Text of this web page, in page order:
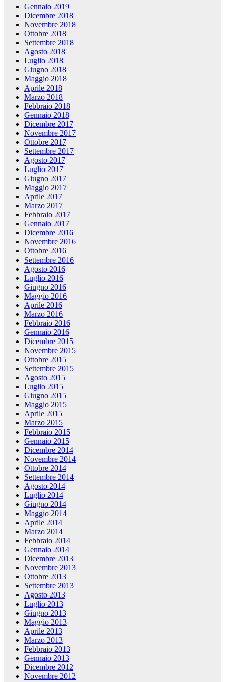
Gennaio 2019
Dicembre 2018
Novembre 2018
Ottobre 2018
Settembre 2018
Agosto 2018
Luglio 2018
Giugno 2018
Maggio 2018
Aprile 2018
Marzo 2018
Febbraio 2018
Gennaio 2018
Dicembre 2017
Novembre 2017
Ottobre 2017
Settembre 2017
Agosto 2017
Luglio 2017
Giugno 2017
Maggio 2017
Aprile 2017
Marzo 2017
Febbraio 2017
Gennaio 2017
Dicembre 2016
Novembre 2016
Ottobre 2016
Settembre 2016
Agosto 2016
Luglio 2016
Giugno 2016
Maggio 2016
Aprile 2016
Marzo 2016
Febbraio 2016
Gennaio 2016
Dicembre 2015
Novembre 2015
Ottobre 2015
Settembre 2015
Agosto 2015
Luglio 2015
Giugno 2015
Maggio 2015
Aprile 2015
Marzo 2015
Febbraio 2015
Gennaio 2015
Dicembre 2014
Novembre 2014
Ottobre 2014
Settembre 2014
Agosto 2014
Luglio 2014
Giugno 2014
Maggio 2014
Aprile 2014
Marzo 2014
Febbraio 2014
Gennaio 2014
Dicembre 2013
Novembre 2013
Ottobre 2013
Settembre 2013
Agosto 2013
Luglio 2013
Giugno 2013
Maggio 2013
Aprile 2013
Marzo 2013
Febbraio 2013
Gennaio 2013
Dicembre 2012
Novembre 2012